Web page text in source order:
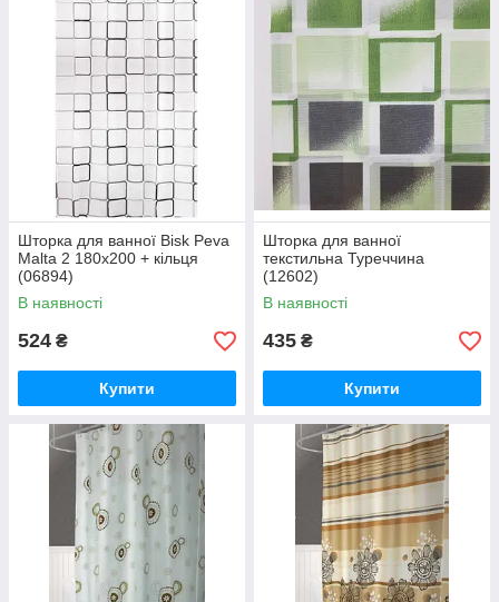
Шторка для ванної Bisk Peva
Malta 2 180х200 + кільця
(06894)
В наявності
524 ₴
Купити
Шторка для ванної
текстильна Туреччина
(12602)
В наявності
435 ₴
Купити